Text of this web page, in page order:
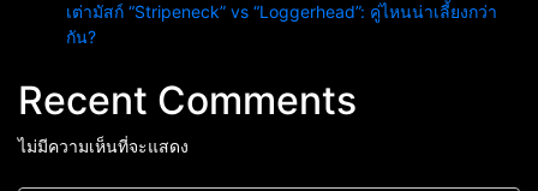
เต่ามัสก์ “Stripeneck” vs “Loggerhead”: คู่ไหนน่าเลี้ยงกว่า
กัน?
Recent Comments
ไม่มีความเห็นที่จะแสดง